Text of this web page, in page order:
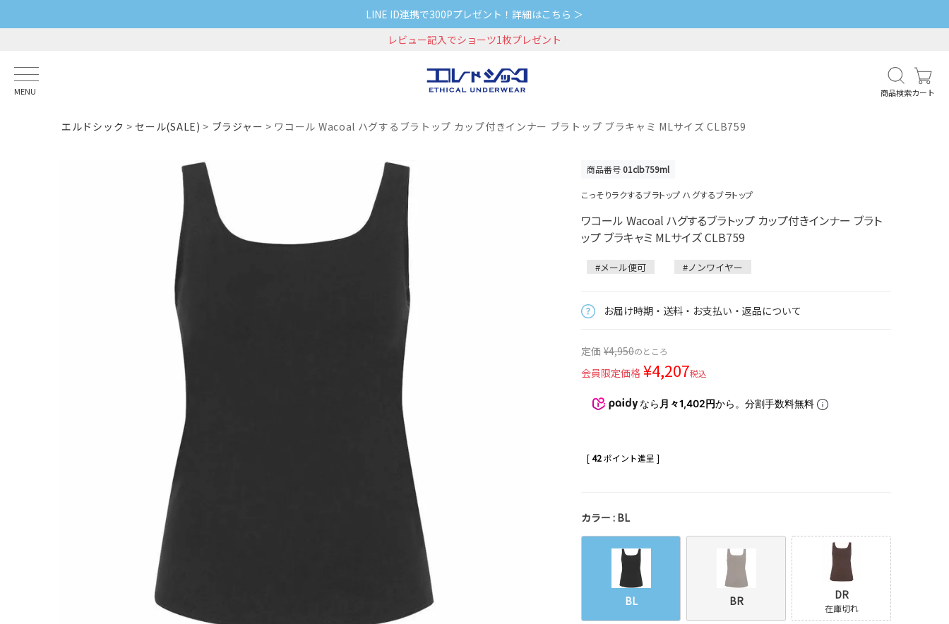
LINE ID連携で300Pプレゼント！詳細はこちら ＞
レビュー記入でショーツ1枚プレゼント
MENU 商品検索カート
エルドシック セール(SALE) ブラジャー ワコール Wacoal ハグするブラトップ カップ付きインナー ブラトップ ブラキャミ MLサイズ CLB759
商品番号01clb759ml
こっそりラクするブラトップ ハグするブラトップ
ワコール Wacoal ハグするブラトップ カップ付きインナー ブラト
ップ ブラキャミ MLサイズ CLB759
#メール便可 #ノンワイヤー
お届け時期・送料・お支払い・返品について
定価 ¥4,950のところ
会員限定価格 ¥4,207税込
なら 月々1,402円から。分割手数料無料
[42ポイント進呈 ]
カラー BL
BL BR DR
在庫切れ